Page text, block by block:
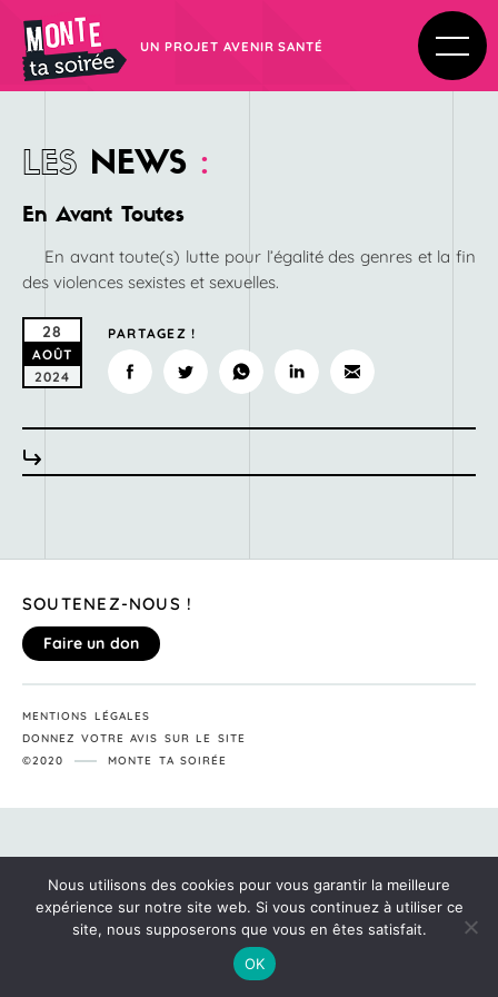
UN PROJET AVENIR SANTÉ
LES NEWS :
En Avant Toutes
En avant toute(s) lutte pour l’égalité des genres et la fin
des violences sexistes et sexuelles.
28
AOÛT
2024
PARTAGEZ !
SOUTENEZ-NOUS !
Faire un don
MENTIONS LÉGALES
DONNEZ VOTRE AVIS SUR LE SITE
©2020
MONTE TA SOIRÉE
Nous utilisons des cookies pour vous garantir la meilleure
expérience sur notre site web. Si vous continuez à utiliser ce
site, nous supposerons que vous en êtes satisfait.
OK